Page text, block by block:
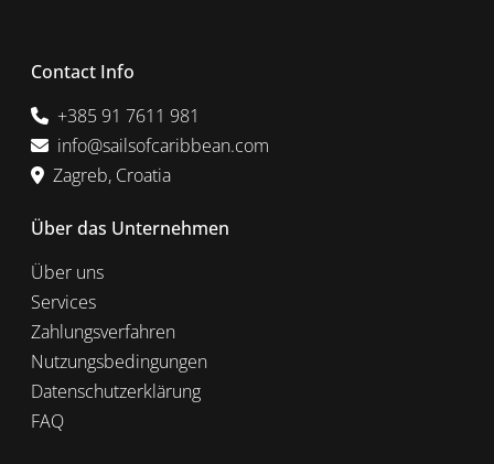
Contact Info
+385 91 7611 981
info@sailsofcaribbean.com
Zagreb, Croatia
Über das Unternehmen
Über uns
Services
Zahlungsverfahren
Nutzungsbedingungen
Datenschutzerklärung
FAQ